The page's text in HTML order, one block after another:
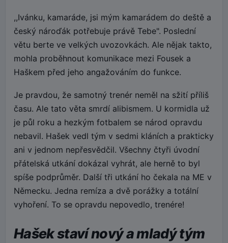
,,Ivánku, kamaráde, jsi mým kamarádem do deště a
český nároďák potřebuje právě Tebe". Poslední
větu berte ve velkých uvozovkách. Ale nějak takto,
mohla proběhnout komunikace mezi Fousek a
Haškem před jeho angažováním do funkce.
Je pravdou, že samotný trenér neměl na sžití příliš
času. Ale tato věta smrdí alibismem. U kormidla už
je půl roku a hezkým fotbalem se národ opravdu
nebavil. Hašek vedl tým v sedmi kláních a prakticky
ani v jednom nepřesvědčil. Všechny čtyři úvodní
přátelská utkání dokázal vyhrát, ale herně to byl
spíše podprůměr. Další tři utkání ho čekala na ME v
Německu. Jedna remíza a dvě porážky a totální
vyhoření. To se opravdu nepovedlo, trenére!
Hašek staví nový a mladý tým